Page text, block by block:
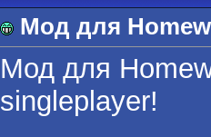
Мод для
Мод для
singleplayer!